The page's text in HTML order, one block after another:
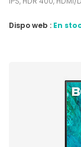
Dispo web : En